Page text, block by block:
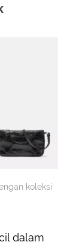
koleksi
dalam